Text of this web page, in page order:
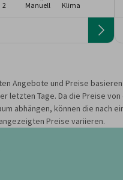
2 Manuell Klima
Angebote und Preise
letzten Tage. Da die Preise
abhängen, können die nach
angezeigten Preise variieren.